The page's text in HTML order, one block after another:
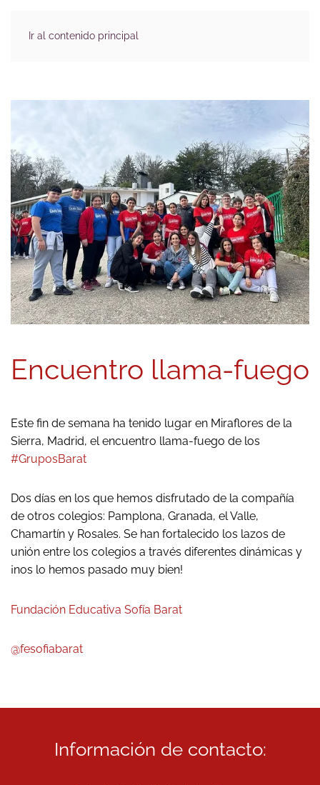
Ir al contenido principal
Encuentro llama-fuego
Este fin de semana ha tenido lugar en Miraflores de la
Sierra, Madrid, el encuentro llama-fuego de los
#GruposBarat
Dos días en los que hemos disfrutado de la compañía
de otros colegios: Pamplona, Granada, el Valle,
Chamartín y Rosales. Se han fortalecido los lazos de
unión entre los colegios a través diferentes dinámicas y
¡nos lo hemos pasado muy bien!
Fundación Educativa Sofía Barat
@fesofiabarat
Información de contacto: